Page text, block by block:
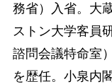
務省）入省。大
ストン大学客員
諮問会議特命室
を歴任。小泉内